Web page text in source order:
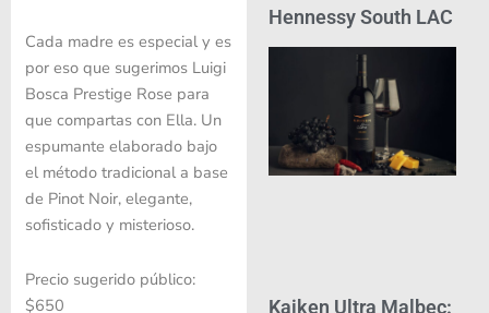
Cada madre es especial y es
por eso que sugerimos Luigi
Bosca Prestige Rose para
que compartas con Ella. Un
espumante elaborado bajo
el método tradicional a base
de Pinot Noir, elegante,
sofisticado y misterioso.
Precio sugerido público:
$650
Hennessy South LAC
Kaiken Ultra Malbec: